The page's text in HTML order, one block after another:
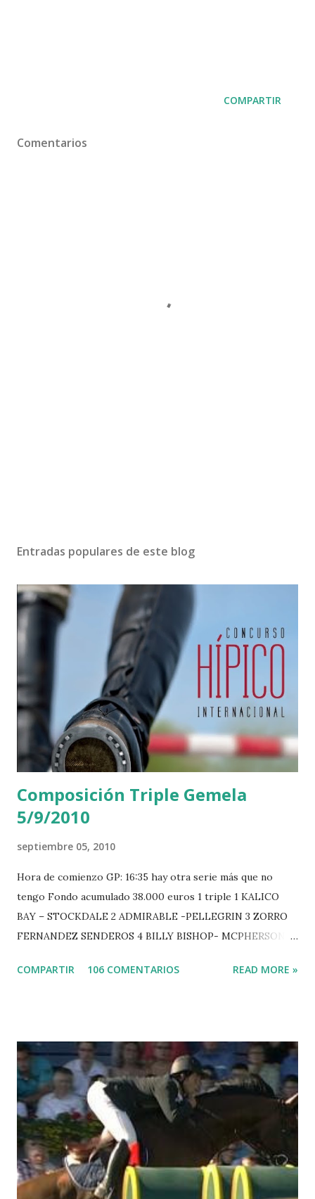
COMPARTIR
Comentarios
Entradas populares de este blog
Composición Triple Gemela
5/9/2010
septiembre 05, 2010
Hora de comienzo GP: 16:35 hay otra serie más que no
tengo Fondo acumulado 38.000 euros 1 triple 1 KALICO
BAY – STOCKDALE 2 ADMIRABLE -PELLEGRIN 3 ZORRO
FERNANDEZ SENDEROS 4 BILLY BISHOP- MCPHERSON 5
-EPAILLARD 7 GIG AMAI M WHITAKER 8 SILVANA DU
POWER - MILLAR 5 ARMANIE -VOORN 6 QUERLYBET
HERO -LEJAUNE 7 MO CHROI - O’BRIEN 8 CARMENA Z -
BREEN 9 JALLA DE GAVIERE -RAMZY AL DUHAMI 10
NOVEL -PHILIPPAERTS 3 triple 1 LATE NIGHT -LEVY 2 K
CLUB LADY -O’CONNOR 3 QUICK STUDY - HOUGH 4
LORENZO -AHLMANN 5 L’ESPOIR -GULLIKSEN 6
TOPINAMBOUR -LEPREVOST 7 WISCONSIN 111 -MOYA 8
INTERTOY Z - BRASH 9 HERALD –CORDON 10 SELDANA
COMPARTIR 106 COMENTARIOS READ MORE »